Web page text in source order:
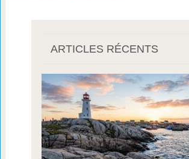
ARTICLES RÉCENTS